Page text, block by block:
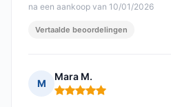
na een aankoop van 10/01/2026
Vertaalde beoordelingen
M
Mara M.
Opmerking: 5 van 5